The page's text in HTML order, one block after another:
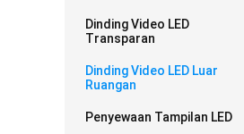
Dinding Video LED
Transparan
Dinding Video LED Luar
Ruangan
Penyewaan Tampilan LED